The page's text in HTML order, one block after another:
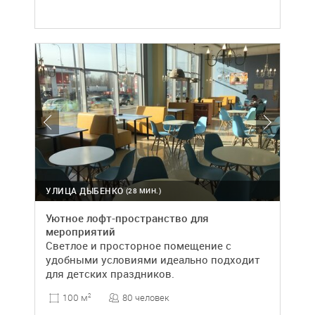
(28 МИН.)
УЛИЦА ДЫБЕНКО
Уютное лофт-пространство для
мероприятий
Светлое и просторное помещение с
удобными условиями идеально подходит
для детских праздников.
100 м2 80 человек